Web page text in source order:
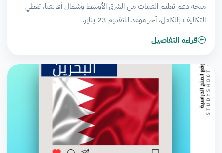
منحة دعم تعليم الفتيات من الشرق الأوسط وشمال أفريقيا، تغطي
التكاليف بالكامل، آخر موعد للتقديم 23 يناير.
قراءة التفاصيل